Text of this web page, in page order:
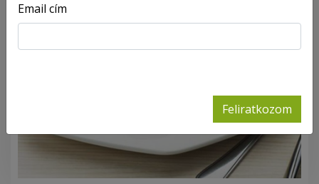
Email cím
Feliratkozom